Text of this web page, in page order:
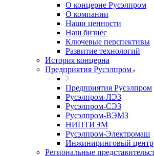
О концерне Русэлпром
О компании
Наши ценности
Наш бизнес
Ключевые перспективы
Развитие технологий
История концерна
Предприятия Русэлпром
Предприятия Русэлпром
Русэлпром-ЛЭЗ
Русэлпром-СЭЗ
Русэлпром-ВЭМЗ
НИПТИЭМ
Русэлпром-Электромаш
Инжиниринговый центр
Региональные